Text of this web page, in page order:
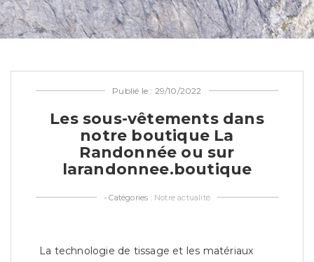
Publié le : 29/10/2022
Les sous-vêtements dans
notre boutique La
Randonnée ou sur
larandonnee.boutique
- Catégories : Notre actualité
La technologie de tissage et les matériaux